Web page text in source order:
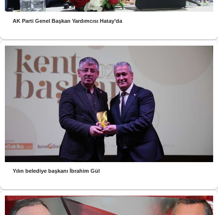
AK Parti Genel Başkan Yardımcısı Hatay’da
Yılın belediye başkanı İbrahim Gül